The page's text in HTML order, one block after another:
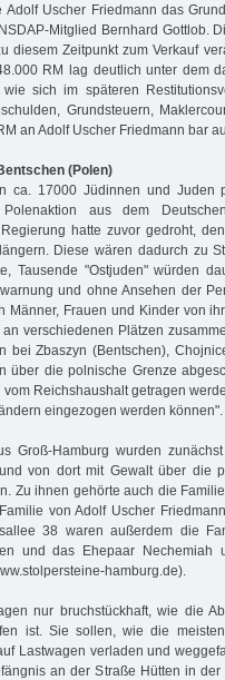
Adolf Uscher Friedmann das
Mitglied Bernhard Gottlob.
diesem Zeitpunkt zum Verkauf
RM lag deutlich unter dem
sich im späteren
Grundsteuern,
an Adolf Uscher Friedmann bar
(Polen)
ca. 17000 Jüdinnen und Juden
aus dem
hatte zuvor gedroht,
Diese wären dadurch zu
Tausende "Ostjuden" würden
und ohne Ansehen der
Männer, Frauen und Kinder von
verschiedenen Plätzen
bei Zbaszyn (Bentschen),
über die polnische Grenze
Reichshaushalt getragen
eingezogen werden können".
Groß-Hamburg wurden
von dort mit Gewalt über die
Zu ihnen gehörte auch die
von Adolf Uscher
38 waren außerdem die
und das Ehepaar Nechemiah
hamburg.de).
nur bruchstückhaft, wie die
ist. Sie sollen, wie die
Lastwagen verladen und
an der Straße Hütten in